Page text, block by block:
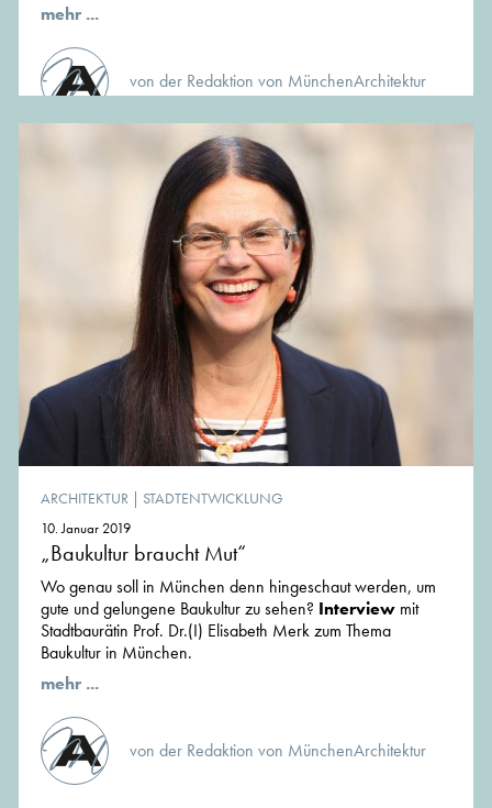
mehr ...
von der Redaktion von MünchenArchitektur
ARCHITEKTUR | STADTENTWICKLUNG
10. Januar 2019
„Baukultur braucht Mut“
Wo genau soll in München denn hingeschaut werden, um
gute und gelungene Baukultur zu sehen? Interview mit
Stadtbaurätin Prof. Dr.(I) Elisabeth Merk zum Thema
Baukultur in München.
mehr ...
von der Redaktion von MünchenArchitektur